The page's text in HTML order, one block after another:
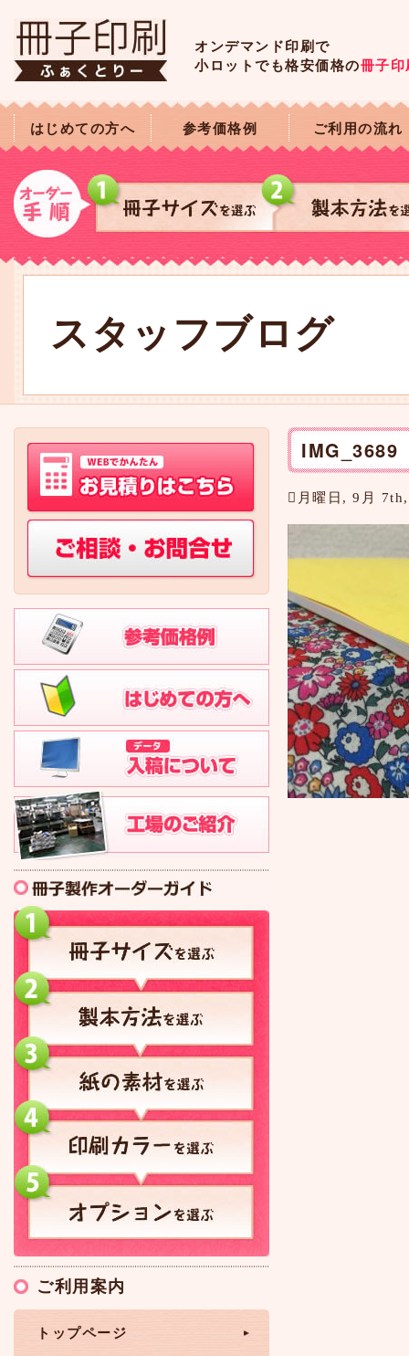
オンデマンド印刷で
小ロットでも格安価格の冊子
はじめての方へ 参考価格例 ご利用の流れ
スタッフブログ
IMG_3689
月曜日, 9月
ご利用案内
トップページ